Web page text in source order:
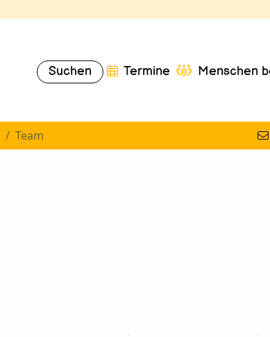
Suchen Termine Menschen
Team